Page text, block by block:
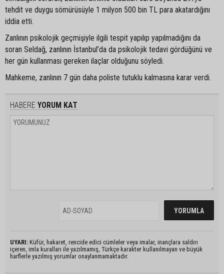
tehdit ve duygu sömürüsüyle 1 milyon 500 bin TL para akatardığını
iddia etti.
Zanlının psikolojik geçmişiyle ilgili tespit yapılıp yapılmadığını da
soran Seldağ, zanlının İstanbul’da da psikolojik tedavi gördüğünü ve
her gün kullanması gereken ilaçlar olduğunu söyledi.
Mahkeme, zanlının 7 gün daha poliste tutuklu kalmasına karar verdi.
HABERE YORUM KAT
UYARI: Küfür, hakaret, rencide edici cümleler veya imalar, inançlara saldırı
içeren, imla kuralları ile yazılmamış, Türkçe karakter kullanılmayan ve büyük
harflerle yazılmış yorumlar onaylanmamaktadır.